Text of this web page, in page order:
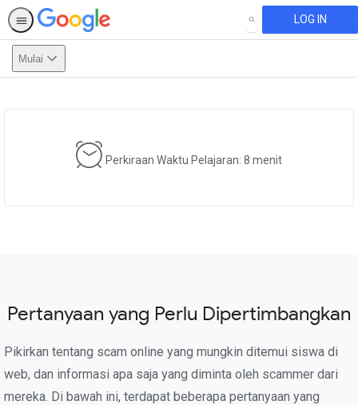
SEARCH LOG IN
Mulai
Perkiraan Waktu Pelajaran: 8 menit
Pertanyaan yang Perlu Dipertimbangkan
Pikirkan tentang scam online yang mungkin ditemui siswa di
web, dan informasi apa saja yang diminta oleh scammer dari
mereka. Di bawah ini, terdapat beberapa pertanyaan yang